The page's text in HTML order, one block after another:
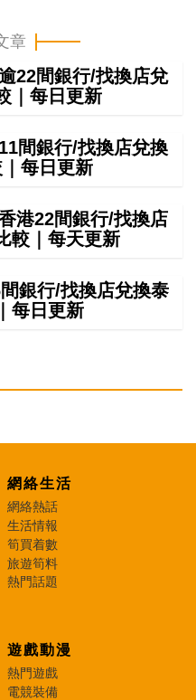
章
22間銀行/找換店兌
｜每日更新
間銀行/找換店兌換
每日更新
港22間銀行/找換店
較｜每天更新
銀行/找換店兌換泰
每日更新
網絡生活
網絡熱話
生活情報
筍買着數
旅遊筍料
熱門話題
遊戲動漫
熱門遊戲
電競裝備